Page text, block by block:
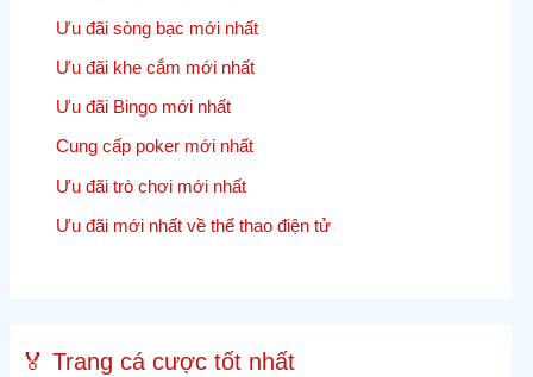
Ưu đãi sòng bạc mới nhất
Ưu đãi khe cắm mới nhất
Ưu đãi Bingo mới nhất
Cung cấp poker mới nhất
Ưu đãi trò chơi mới nhất
Ưu đãi mới nhất về thể thao điện tử
🏅 Trang cá cược tốt nhất